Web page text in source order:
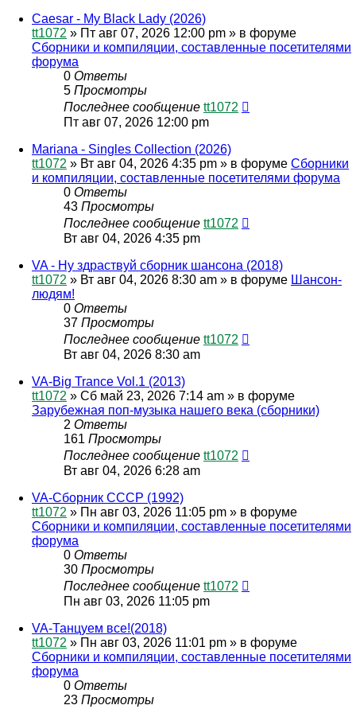
Caesar - My Black Lady (2026)
tt1072 » Пт авг 07, 2026 12:00 pm » в форуме
Сборники и компиляции, составленные посетителями
форума
0 Ответы
5 Просмотры
Последнее сообщение tt1072
Пт авг 07, 2026 12:00 pm
Mariana - Singles Collection (2026)
tt1072 » Вт авг 04, 2026 4:35 pm » в форуме Сборники
и компиляции, составленные посетителями форума
0 Ответы
43 Просмотры
Последнее сообщение tt1072
Вт авг 04, 2026 4:35 pm
VA - Ну здраствуй сборник шансона (2018)
tt1072 » Вт авг 04, 2026 8:30 am » в форуме Шансон-
людям!
0 Ответы
37 Просмотры
Последнее сообщение tt1072
Вт авг 04, 2026 8:30 am
VA-Big Trance Vol.1 (2013)
tt1072 » Сб май 23, 2026 7:14 am » в форуме
Зарубежная поп-музыка нашего века (сборники)
2 Ответы
161 Просмотры
Последнее сообщение tt1072
Вт авг 04, 2026 6:28 am
VA-Сборник СССР (1992)
tt1072 » Пн авг 03, 2026 11:05 pm » в форуме
Сборники и компиляции, составленные посетителями
форума
0 Ответы
30 Просмотры
Последнее сообщение tt1072
Пн авг 03, 2026 11:05 pm
VA-Танцуем все!(2018)
tt1072 » Пн авг 03, 2026 11:01 pm » в форуме
Сборники и компиляции, составленные посетителями
форума
0 Ответы
23 Просмотры